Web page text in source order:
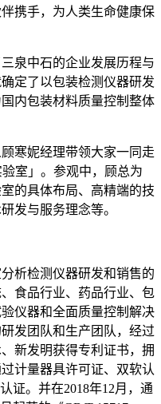
携手，为人类生命健康保
泉中石的企业发展历程与
定了以包装检测仪器研发
内包装材料质量控制整体
寒妮经理带领大家一同走
室」。参观中，顾总为
的具体布局、高精端的技
发与服务理念等。
析检测仪器研发和销售的
食品行业、药品行业、包
仪器和全面质量控制解决
发团队和生产团队，经过
新发明获得专利证书，拥
计量器具许可证、双软认
证。并在2018年12月，通